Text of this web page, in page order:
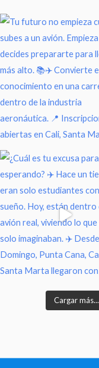
Cargar más...